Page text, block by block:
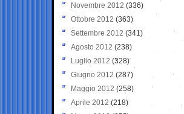
Novembre 2012 (336)
Ottobre 2012 (363)
Settembre 2012 (341)
Agosto 2012 (238)
Luglio 2012 (328)
Giugno 2012 (287)
Maggio 2012 (258)
Aprile 2012 (218)